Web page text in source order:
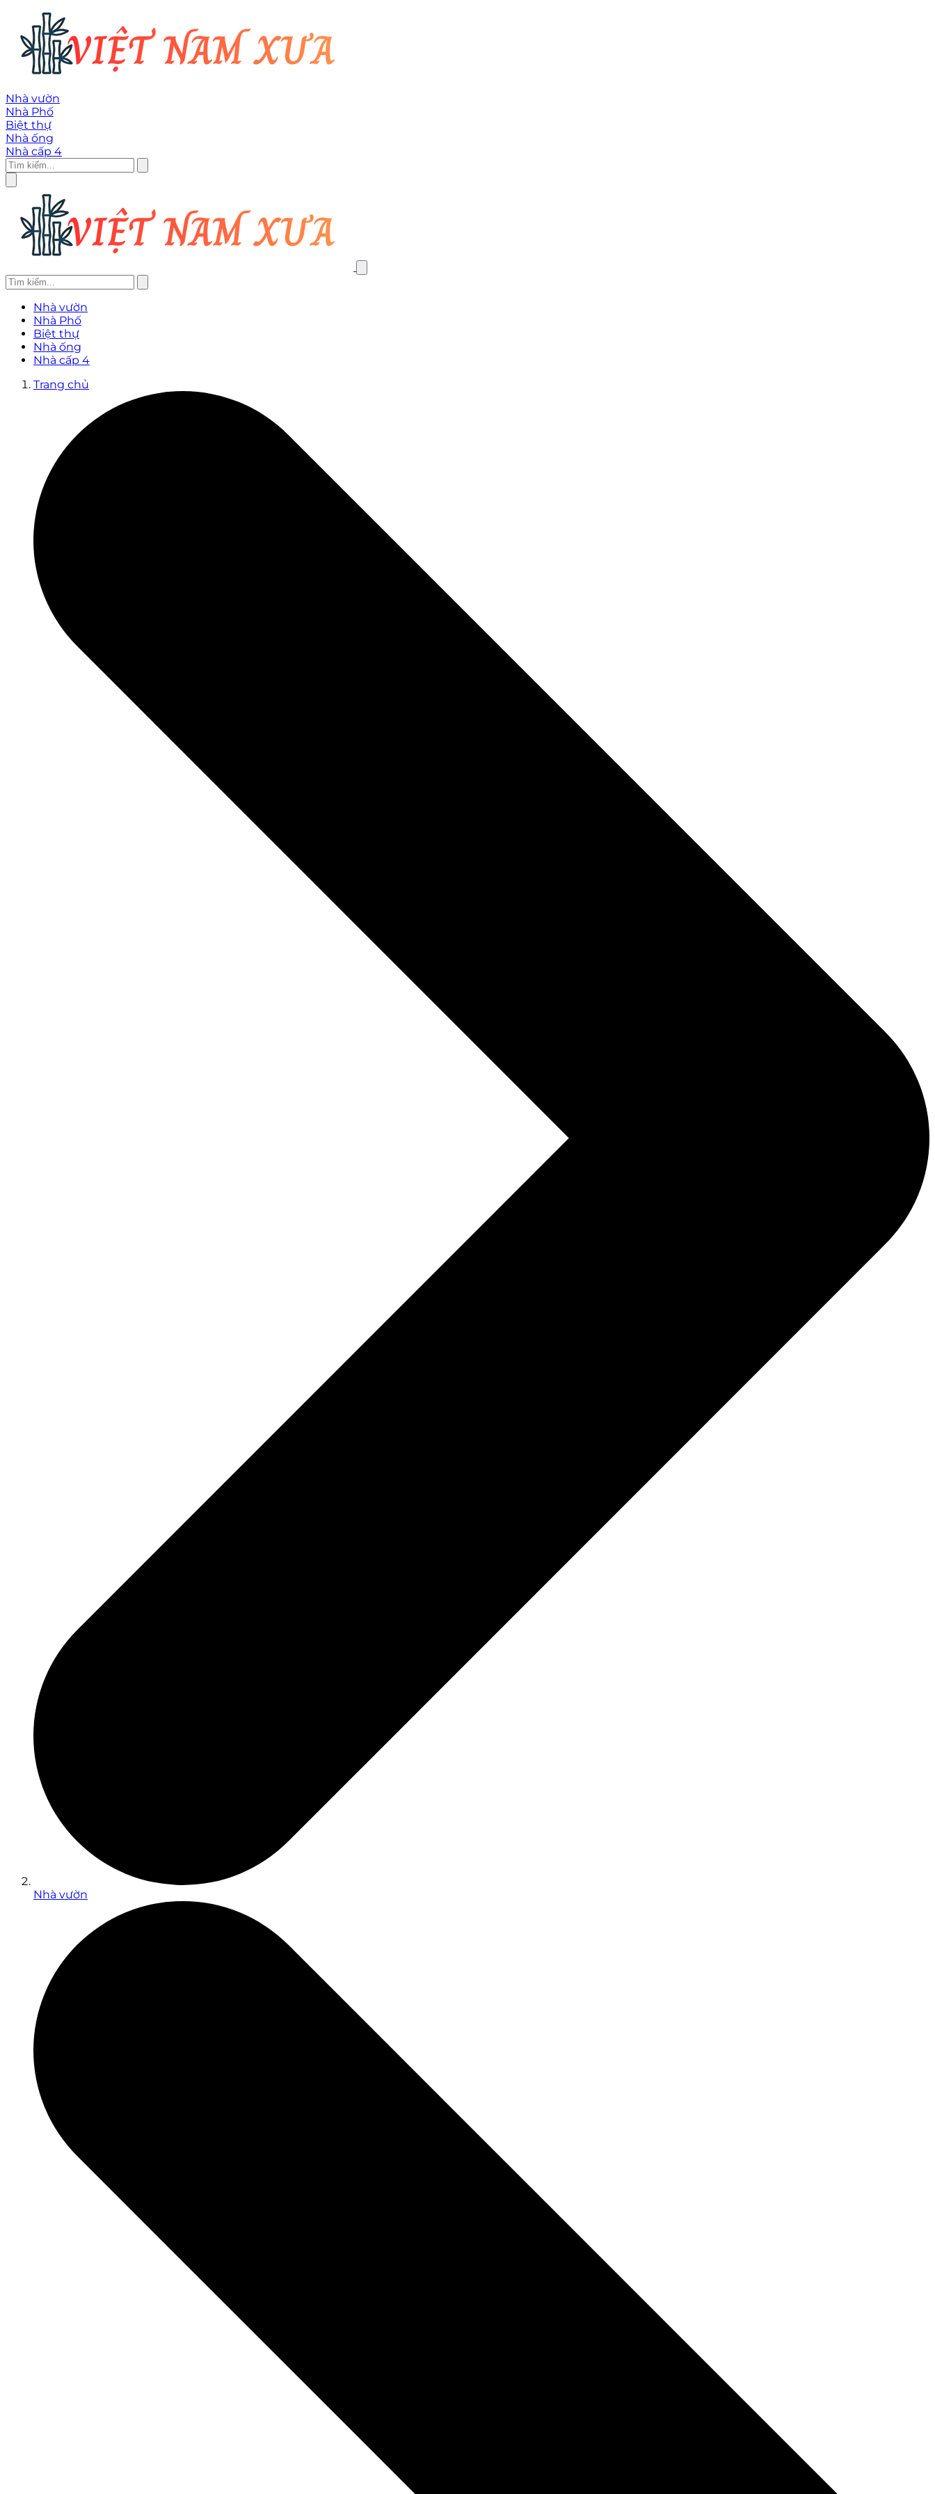
Nhà vườn
Nhà Phố
Biệt thự
Nhà ống
Nhà cấp 4
Nhà vườn
Nhà Phố
Biệt thự
Nhà ống
Nhà cấp 4
Trang chủ
Nhà vườn